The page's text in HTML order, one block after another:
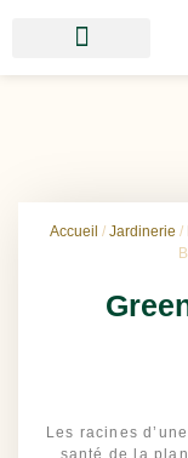
Accueil / Jardinerie /
Les racines